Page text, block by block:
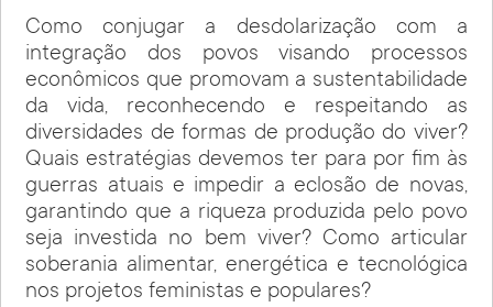
Como conjugar a desdolarização com a
integração dos povos visando processos
econômicos que promovam a sustentabilidade
da vida, reconhecendo e respeitando as
diversidades de formas de produção do viver?
Quais estratégias devemos ter para por fim às
guerras atuais e impedir a eclosão de novas,
garantindo que a riqueza produzida pelo povo
seja investida no bem viver? Como articular
soberania alimentar, energética e tecnológica
nos projetos feministas e populares?